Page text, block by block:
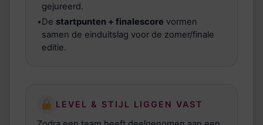
gejureerd.
•De startpunten + finalescore vormen
samen de einduitslag voor de zomer/finale
editie.
LEVEL & STIJL LIGGEN VAST